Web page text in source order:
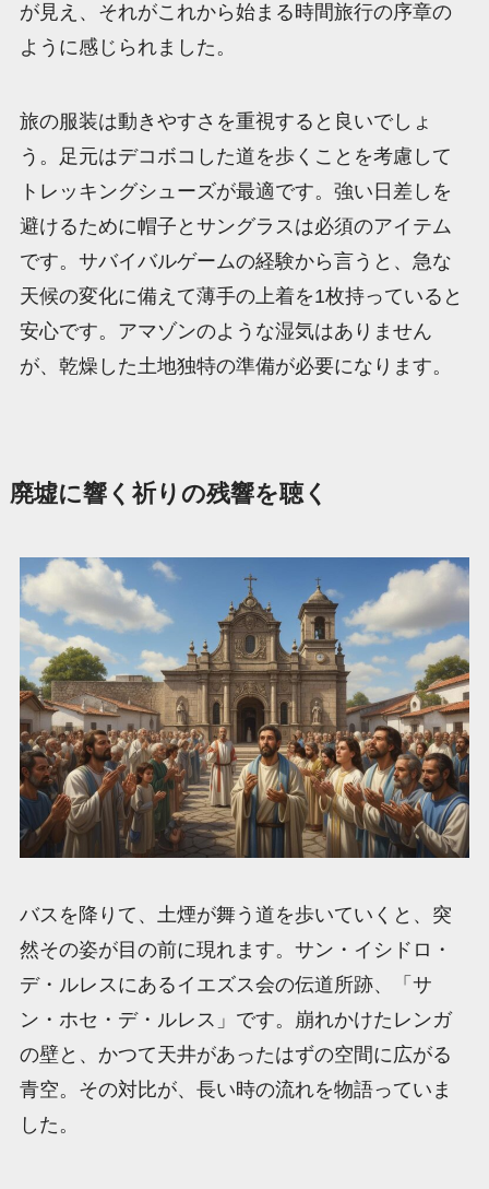
が見え、それがこれから始まる時間旅行の序章の
ように感じられました。
旅の服装は動きやすさを重視すると良いでしょ
う。足元はデコボコした道を歩くことを考慮して
トレッキングシューズが最適です。強い日差しを
避けるために帽子とサングラスは必須のアイテム
です。サバイバルゲームの経験から言うと、急な
天候の変化に備えて薄手の上着を1枚持っていると
安心です。アマゾンのような湿気はありません
が、乾燥した土地独特の準備が必要になります。
廃墟に響く祈りの残響を聴く
バスを降りて、土煙が舞う道を歩いていくと、突
然その姿が目の前に現れます。サン・イシドロ・
デ・ルレスにあるイエズス会の伝道所跡、「サ
ン・ホセ・デ・ルレス」です。崩れかけたレンガ
の壁と、かつて天井があったはずの空間に広がる
青空。その対比が、長い時の流れを物語っていま
した。